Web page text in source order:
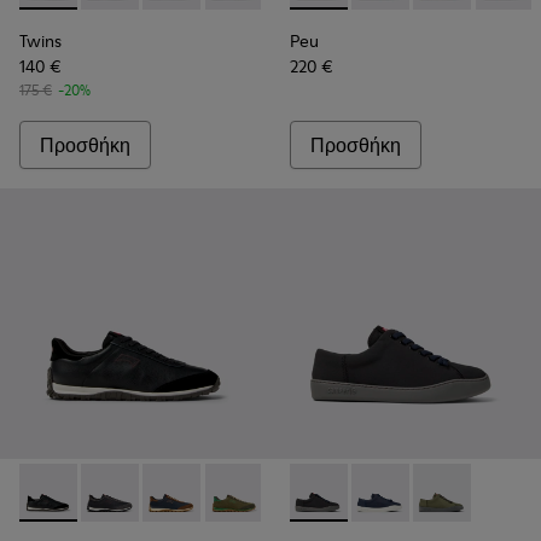
Twins
140 €
175 € -20%
Προσθήκη
Peu
220 €
Προσθήκη
Drift Walk - K101097-002 - Γκρι καθημερινά παπούτσια από
Drift Walk - K101097-009 - Sneakers από δέρμα και
Drift Walk - K101097-008
Drift Walk - K101097-007 - Πράσινα
Drift Walk - K101097-006
Drift Walk - K101097-
Drift Walk -
Peu Touring - K100881-001 -
Peu Touring -Peu Touring -